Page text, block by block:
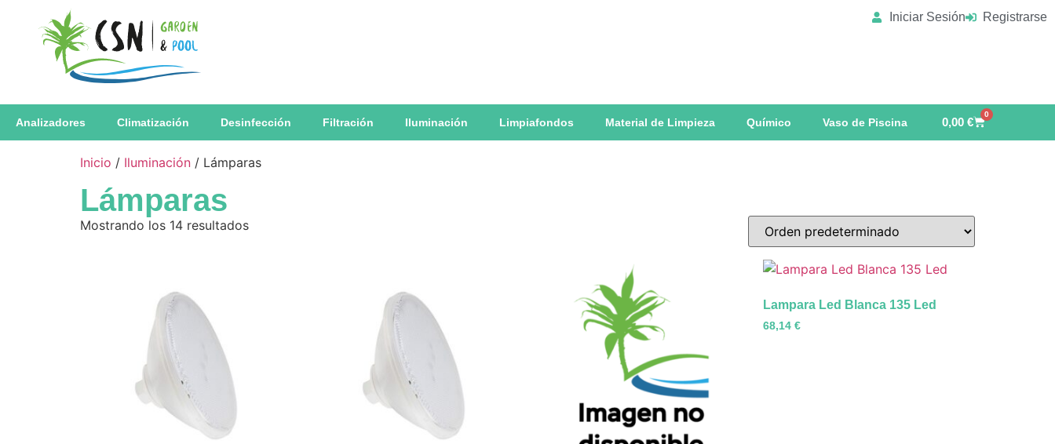
Iniciar Sesión Registrarse
Analizadores Climatización Desinfección Filtración Iluminación Limpiafondos Material de Limpieza Químico Vaso de Piscina 0,00 €
0
Inicio / Iluminación / Lámparas
Lámparas
Mostrando los 14 resultados
Lampara Led Blanca 135 Led
68,14 €